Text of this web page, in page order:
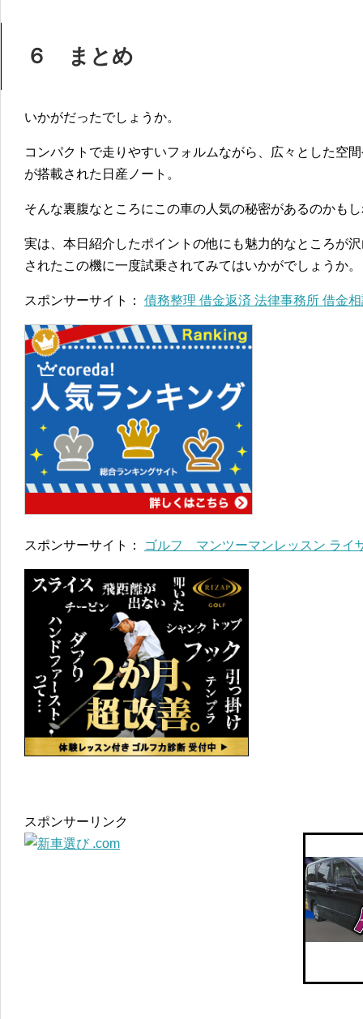
６ まとめ
いかがだったでしょうか。
コンパクトで走りやすいフォルムながら、広々とした空
が搭載された日産ノート。
そんな裏腹なところにこの車の人気の秘密があるのかも
実は、本日紹介したポイントの他にも魅力的なところが
されたこの機に一度試乗されてみてはいかがでしょうか。
スポンサーサイト： 債務整理 借金返済 法律事務所 借金
スポンサーサイト： ゴルフ マンツーマンレッスン ライ
スポンサーリンク